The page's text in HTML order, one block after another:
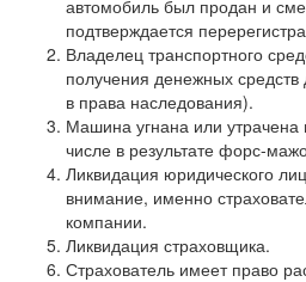
автомобиль был продан и
подтверждается
Владелец транспортного
получения денежных средств
в права наследования).
Машина угнана или
числе в результате форс-
Ликвидация юридического
внимание, именно
компании.
Ликвидация страховщика.
Страхователь имеет право